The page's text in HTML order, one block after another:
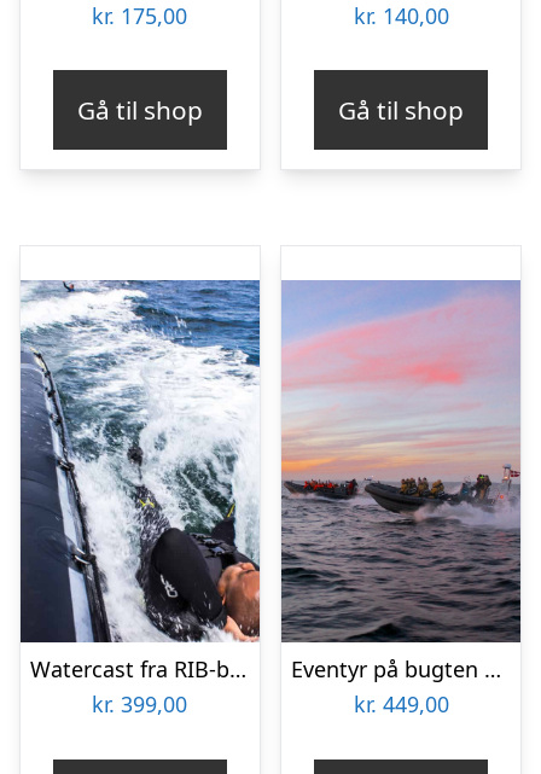
kr. 175,00
Gå til shop
kr. 140,00
Gå til shop
Watercast fra RIB-båd med Mai-Event
kr. 399,00
Eventyr på bugten med Aarhus SeaRangers
kr. 449,00